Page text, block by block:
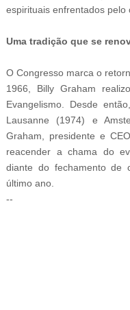
espirituais enfrentados pelo
Uma tradição que se
O Congresso marca o
1966, Billy Graham
Evangelismo. Desde
Lausanne (1974) e
Graham, presidente e
reacender a chama do
diante do fechamento de
último ano.
--